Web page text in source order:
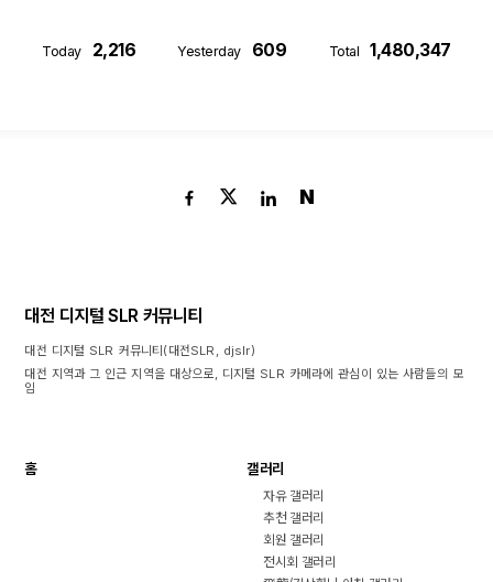
Today 2,216 Yesterday 609 Total 1,480,347
N
대전 디지털 SLR 커뮤니티
대전 디지털 SLR 커뮤니티(대전SLR, djslr)
대전 지역과 그 인근 지역을 대상으로, 디지털 SLR 카메라에 관심이 있는 사람들의 모
임
홈 갤러리
자유 갤러리
추천 갤러리
회원 갤러리
전시회 갤러리